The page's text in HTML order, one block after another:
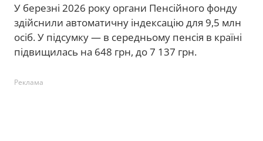
У березні 2026 року органи Пенсійного фонду
здійснили автоматичну індексацію для 9,5 млн
осіб. У підсумку — в середньому пенсія в країні
підвищилась на 648 грн, до 7 137 грн.
Реклама